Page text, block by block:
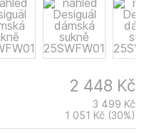
2 448 Kč
3 499 Kč
1 051 Kč (30%)